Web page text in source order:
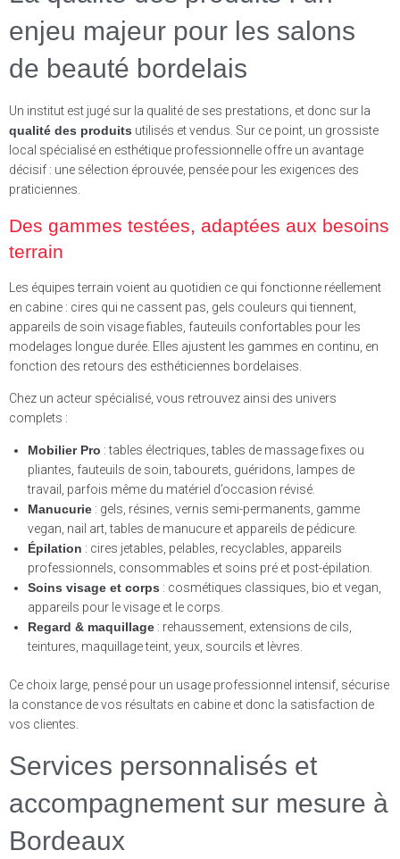
enjeu majeur pour les salons
de beauté bordelais
Un institut est jugé sur la qualité de ses prestations, et donc sur la
qualité des produits utilisés et vendus. Sur ce point, un grossiste
local spécialisé en esthétique professionnelle offre un avantage
décisif : une sélection éprouvée, pensée pour les exigences des
praticiennes.
Des gammes testées, adaptées aux besoins
terrain
Les équipes terrain voient au quotidien ce qui fonctionne réellement
en cabine : cires qui ne cassent pas, gels couleurs qui tiennent,
appareils de soin visage fiables, fauteuils confortables pour les
modelages longue durée. Elles ajustent les gammes en continu, en
fonction des retours des esthéticiennes bordelaises.
Chez un acteur spécialisé, vous retrouvez ainsi des univers
complets :
Mobilier Pro : tables électriques, tables de massage fixes ou
pliantes, fauteuils de soin, tabourets, guéridons, lampes de
travail, parfois même du matériel d’occasion révisé.
Manucurie : gels, résines, vernis semi-permanents, gamme
vegan, nail art, tables de manucure et appareils de pédicure.
Épilation : cires jetables, pelables, recyclables, appareils
professionnels, consommables et soins pré et post-épilation.
Soins visage et corps : cosmétiques classiques, bio et vegan,
appareils pour le visage et le corps.
Regard & maquillage : rehaussement, extensions de cils,
teintures, maquillage teint, yeux, sourcils et lèvres.
Ce choix large, pensé pour un usage professionnel intensif, sécurise
la constance de vos résultats en cabine et donc la satisfaction de
vos clientes.
Services personnalisés et
accompagnement sur mesure à
Bordeaux